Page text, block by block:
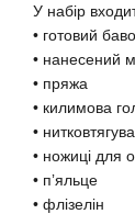
У набір
• готовий
• нанесений
• пряжа
• килимова
•
• ножиці для
• пʼяльце
• флізелін